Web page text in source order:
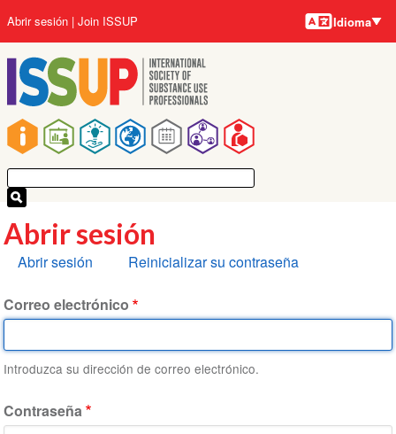
al
contenido
principal
Main
navigation
User
account
menu
Abrir sesión Join ISSUP Idiomas
Idioma
Abrir sesión
Solapas
Abrir sesión Reinicializar su contraseña
Correo electrónico
Introduzca su dirección de correo electrónico.
Contraseña